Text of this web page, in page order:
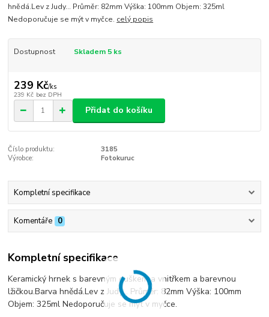
hnědá.Lev z Judy... Průměr: 82mm Výška: 100mm Objem: 325ml
Nedoporučuje se mýt v myčce. celý popis
Dostupnost Skladem 5 ks
239 Kč/ks
239 Kč bez DPH
Přidat do košíku
Číslo produktu:
3185
Výrobce:
Fotokuruc
Kompletní specifikace
Komentáře 0
Kompletní specifikace
Keramický hrnek s barevným ouškem a vnitřkem a barevnou
lžičkou.Barva hnědá.Lev z Judy... Průměr: 82mm Výška: 100mm
Objem: 325ml Nedoporučuje se mýt v myčce.